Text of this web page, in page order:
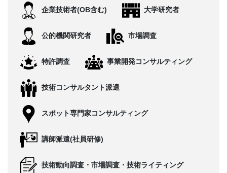
企業技術者(OB含む) 大学研究者
公的機関研究者 市場調査
特許調査 事業開発コンサルティング
技術コンサルタント派遣
スポット専門家コンサルティング
講師派遣(社員研修)
技術動向調査・市場調査・技術ライティング